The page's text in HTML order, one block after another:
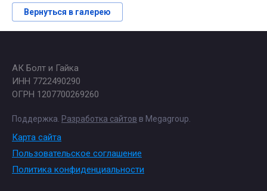
Вернуться в галерею
АК Болт и Гайка
ИНН 7722490290
ОГРН 1207700269260
Поддержка. Разработка сайтов в Megagroup.
Карта сайта
Пользовательское соглашение
Политика конфиденциальности